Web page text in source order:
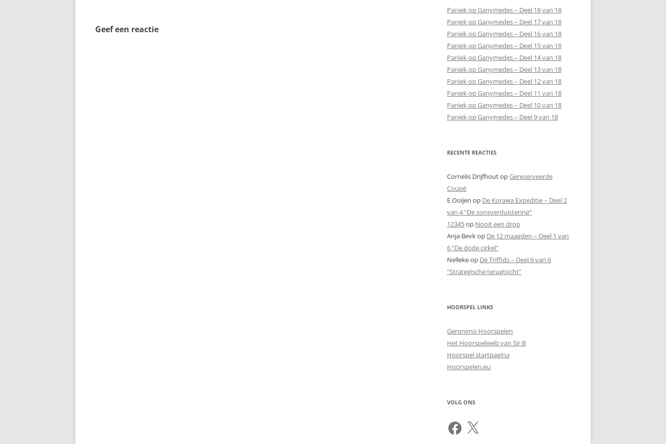
Geef een reactie
Paniek op Ganymedes – Deel 18 van 18
Paniek op Ganymedes – Deel 17 van 18
Paniek op Ganymedes – Deel 16 van 18
Paniek op Ganymedes – Deel 15 van 18
Paniek op Ganymedes – Deel 14 van 18
Paniek op Ganymedes – Deel 13 van 18
Paniek op Ganymedes – Deel 12 van 18
Paniek op Ganymedes – Deel 11 van 18
Paniek op Ganymedes – Deel 10 van 18
Paniek op Ganymedes – Deel 9 van 18
RECENTE REACTIES
Cornelis DrijfhoutopGereserveerde
Coupé
E Ooijen op De Korawa Expeditie – Deel 2
van 4 “De zonsverduistering”
12345op Nooit een drop
Anja Bevkop De 12 maagden – Deel 1 van
6 “De dode cirkel”
Nellekeop De Triffids – Deel 6 van 6
“Strategische terugtocht”
HOORSPEL LINKS
Geronimo Hoorspelen
Het Hoorspelweb van Sir B
Hoorspel startpagina
Hoorspelen.eu
VOLG ONS
Facebook
X